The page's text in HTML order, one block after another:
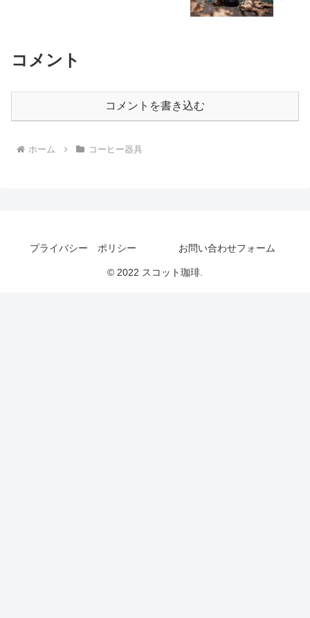
コメント
コメントを書き込む
ホーム コーヒー器具
プライバシー ポリシー お問い合わせフォーム
© 2022 スコット珈琲.